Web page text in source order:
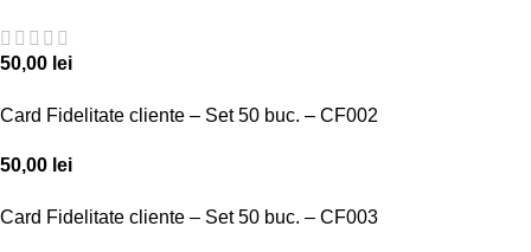
50,00 lei
Card Fidelitate cliente – Set 50 buc. – CF002
50,00 lei
Card Fidelitate cliente – Set 50 buc. – CF003